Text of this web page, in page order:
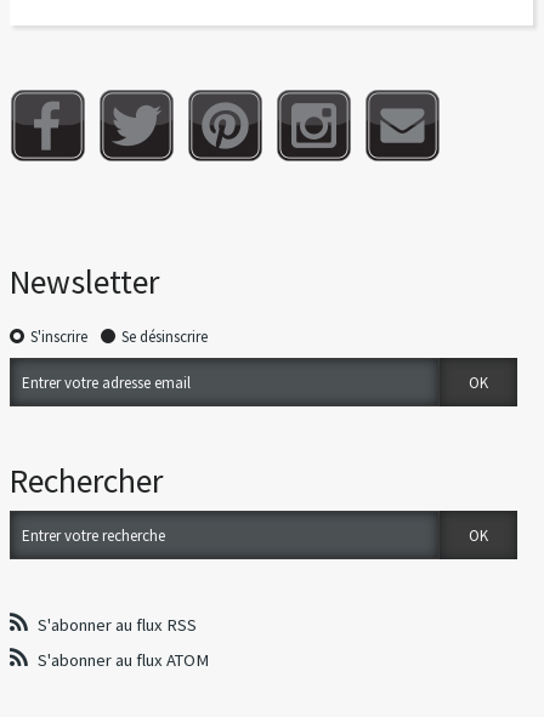
Newsletter
S'inscrire Se désinscrire
Rechercher
S'abonner au flux RSS
S'abonner au flux ATOM